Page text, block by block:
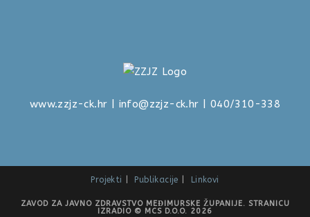
www.zzjz-ck.hr info@zzjz-ck.hr | 040/310-338
Projekti Publikacije Linkovi
ZAVOD ZA JAVNO ZDRAVSTVO MEĐIMURSKE ŽUPANIJE. STRANICU
IZRADIO © MCS D.O.O. 2026